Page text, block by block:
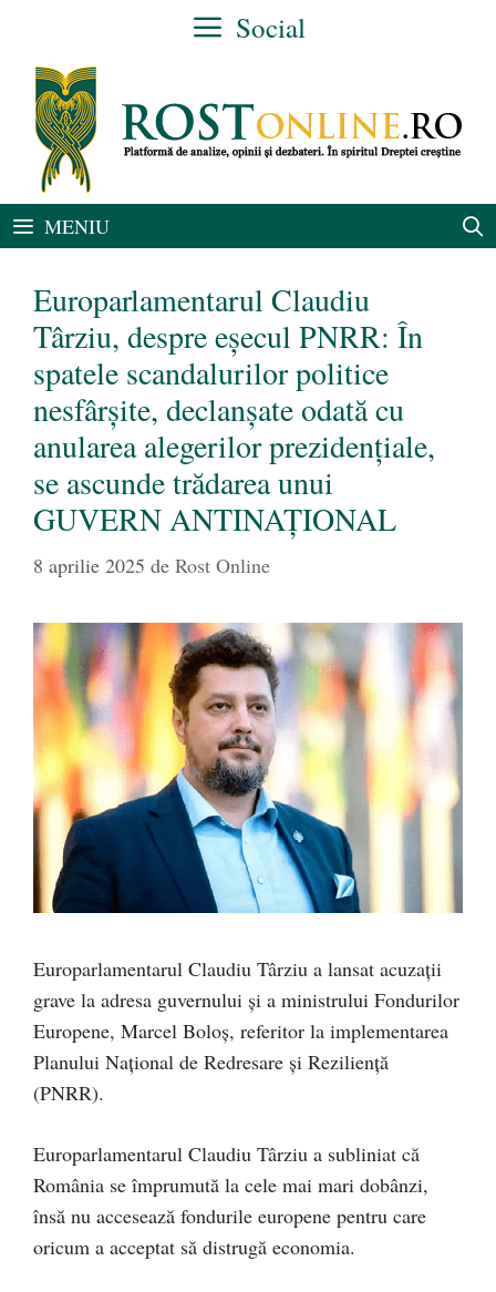
conținut
Social
MENIU
Europarlamentarul Claudiu
Târziu, despre eșecul PNRR: În
spatele scandalurilor politice
nesfârșite, declanșate odată cu
anularea alegerilor prezidențiale,
se ascunde trădarea unui
GUVERN ANTINAȚIONAL
8 aprilie 2025 de Rost Online
Europarlamentarul Claudiu Târziu a lansat acuzații
grave la adresa guvernului și a ministrului Fondurilor
Europene, Marcel Boloș, referitor la implementarea
Planului Național de Redresare și Reziliență
(PNRR).
Europarlamentarul Claudiu Târziu a subliniat că
România se împrumută la cele mai mari dobânzi,
însă nu accesează fondurile europene pentru care
oricum a acceptat să distrugă economia.